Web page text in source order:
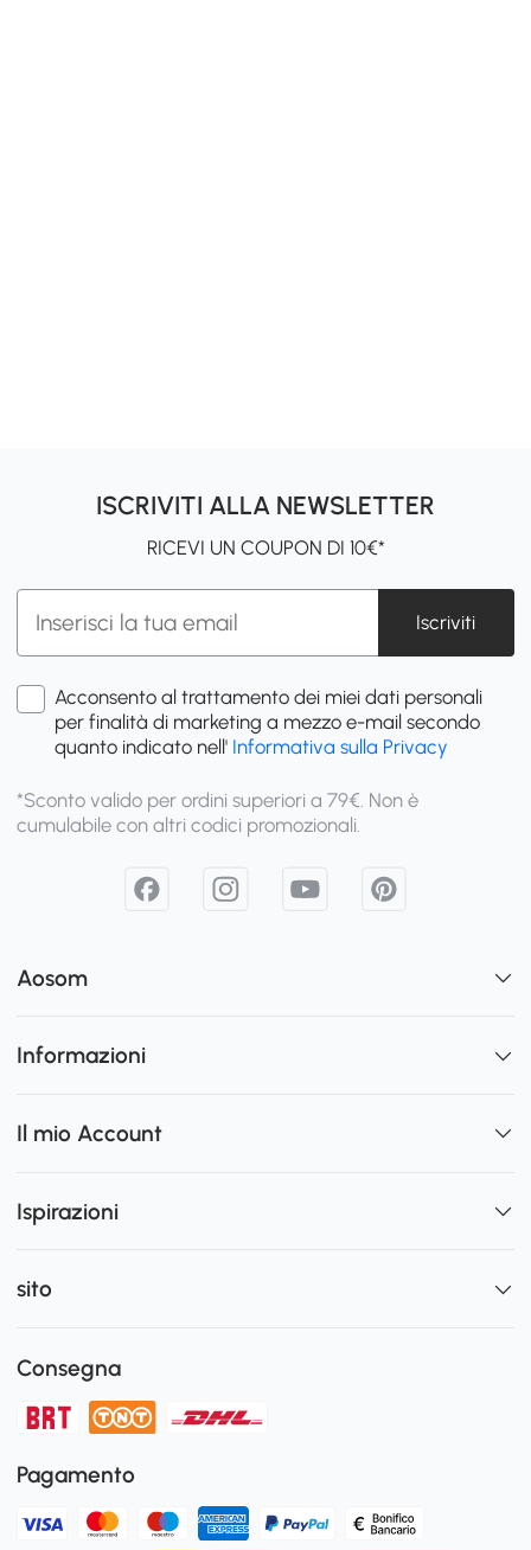
ISCRIVITI ALLA NEWSLETTER
RICEVI UN COUPON DI 10€*
Iscriviti
Acconsento al trattamento dei miei dati personali
per finalità di marketing a mezzo e-mail secondo
quanto indicato nell' Informativa sulla Privacy
*Sconto valido per ordini superiori a 79€. Non è
cumulabile con altri codici promozionali.
Aosom
Informazioni
Il mio Account
Ispirazioni
sito
Consegna
Pagamento